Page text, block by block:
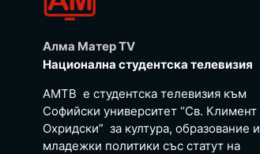
Алма Матер TV
Национална студентска телевизия
АМТВ е студентска телевизия към
Софийски университет “Св. Климент
Охридски” за култура, образование и
младежки политики със статут на